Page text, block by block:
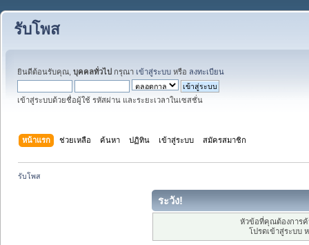
รับโพส
ยินดีต้อนรับคุณ, บุคคลทั่วไป กรุณา เข้าสู่ระบบ หรือ ลงทะเบียน
เข้าสู่ระบบด้วยชื่อผู้ใช้ รหัสผ่าน และระยะเวลาในเซสชั่น
หน้าแรก ช่วยเหลือ ค้นหา ปฏิทิน เข้าสู่ระบบ สมัครสมาชิก
รับโพส
ระวัง!
หัวข้อที่คุณต้องการ
โปรดเข้าสู่ระบบ